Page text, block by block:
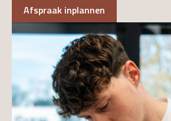
Afspraak inplannen